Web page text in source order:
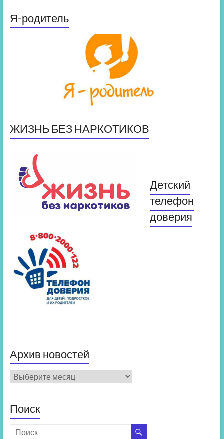
Я-родитель
ЖИЗНЬ БЕЗ НАРКОТИКОВ
Детский
телефон
доверия
Архив новостей
Архив
новостей
Поиск